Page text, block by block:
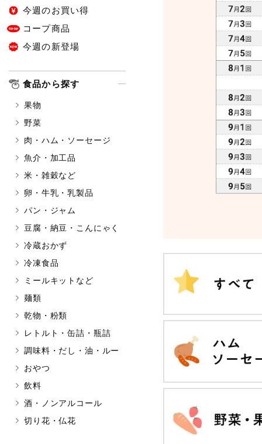
アレルゲン情報 特定原材料と特定原材料に準ずる
卵
あわび
カシュ
さけ
鶏肉
もも
アレルゲン情報は、商品企画時
リセット
今週のお買い得
コープ商品
今週の新登場
食品から探す
果物
野菜
肉・ハム・ソーセージ
魚介・加工品
米・雑穀など
卵・牛乳・乳製品
パン・ジャム
豆腐・納豆・こんにゃく
冷蔵おかず
冷凍食品
ミールキットなど
麺類
乾物・粉類
レトルト・缶詰・瓶詰
調味料・だし・油・ルー
おやつ
飲料
酒・ノンアルコール
切り花・仏花